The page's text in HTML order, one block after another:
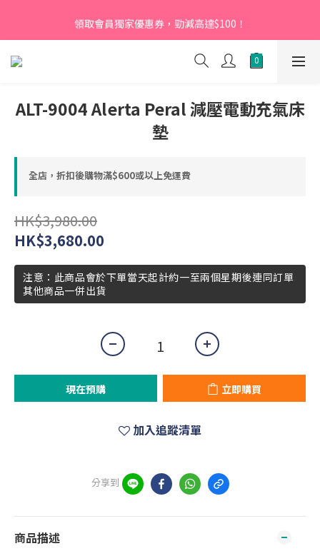
「NEW95」即可享95折
領取會員獨家優惠券，勁減高達$100！
【新會員】即日起至2026月12月31日，首次下單輸入優惠碼
「NEW95」即可享95折
ALT-9004 Alerta Peral 減壓電動充氣床
墊
全店，折扣後購物滿$600或以上免運費
HK$3,980.00
HK$3,680.00
注意：此商品會於下單當天起計約一至兩個星期後連同訂單
其他商品一併出貨
現在預購 立即購買
加入追蹤清單
分享到
商品描述